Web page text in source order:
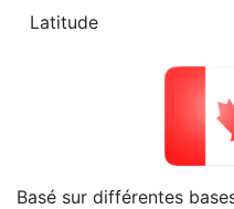
Latitude
Basé sur différentes